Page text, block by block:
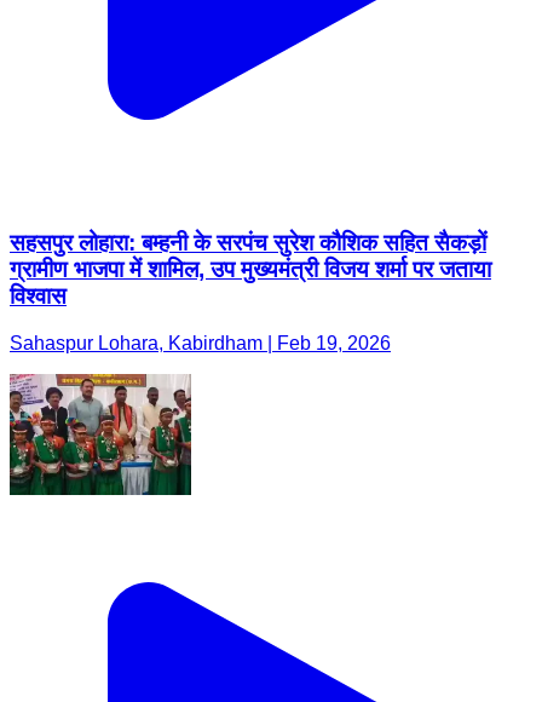
सहसपुर लोहारा: बम्हनी के सरपंच सुरेश कौशिक सहित सैकड़ों
ग्रामीण भाजपा में शामिल, उप मुख्यमंत्री विजय शर्मा पर जताया
विश्वास
Sahaspur Lohara, Kabirdham | Feb 19, 2026